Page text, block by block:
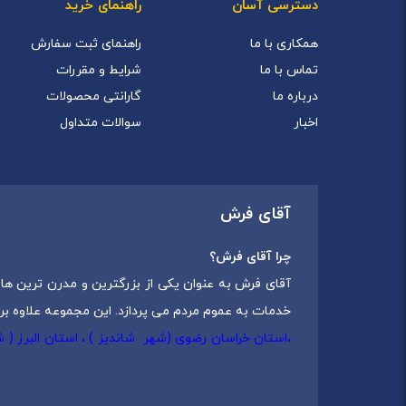
دسترسی آسان
همکاری با ما
تماس با ما
درباره ما
اخبار
راهنمای خرید
راهنمای ثبت سفارش
شرایط و مقررات
گارانتی محصولات
سوالات متداول
آقای فرش
چرا آقای فرش؟
آقای فرش به عنوان یکی از بزرگترین و مدرن ترین
خدمات به عموم مردم می پردازد. این مجموعه علاوه بر
،استان خراسان رضوی (شهر شاندیز ) ، استان